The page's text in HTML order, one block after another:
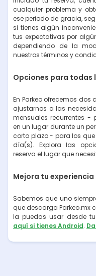
cualquier problema y
ese periodo de gracia,
si tienes algún
tus expectativas por
dependiendo de la
nuestros términos y
Opciones para todas
En Parkeo ofrecemos
ajustarnos a las
mensuales recurrentes -
en un lugar durante un
corto plazo - para los
día(s). Explora las
reserva el lugar que
Mejora tu experiencia
Sabemos que uno
que descarga Parkeo.mx
la puedas usar desde
aquí si tienes Android.